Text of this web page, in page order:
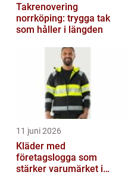
Takrenovering
norrköping: trygga tak
som håller i längden
11 juni 2026
Kläder med
företagslogga som
stärker varumärket i